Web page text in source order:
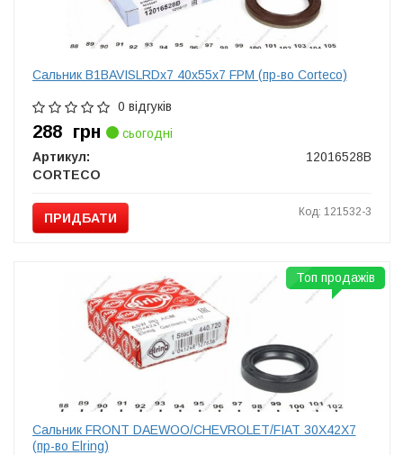
Сальник B1BAVISLRDx7 40x55x7 FPM (пр-во Corteco)
0 відгуків
288 грн
сьогодні
Артикул:
12016528B
CORTECO
ПРИДБАТИ Код: 121532-3
Сальник FRONT DAEWOO/CHEVROLET/FIAT 30X42X7
(пр-во Elring)
Топ продажів